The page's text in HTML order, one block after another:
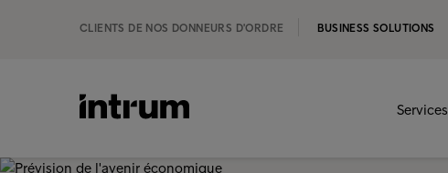
CLIENTS DE NOS DONNEURS D'ORDRE BUSINESS SOLUTIONS
Services